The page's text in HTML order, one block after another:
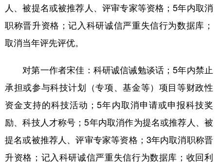
人、被提名或被推荐人、评审专家等资格；5年内取消
职称晋升资格；记入科研诚信严重失信行为数据库；
取消当年评先评优。
对第一作者宋佳：科研诚信诫勉谈话；5年内禁止
承担或参与科技计划（专项、基金等）项目等财政性
资金支持的科技活动；5年内取消申请或申报科技奖
励、科技人才称号；5年内取消作为提名或推荐人、被
提名或被推荐人、评审专家等资格；3年内取消职称晋
升资格；记入科研诚信严重失信行为数据库；收回利